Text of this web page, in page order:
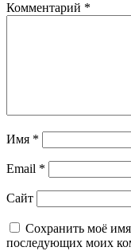
Комментарий *
Имя *
Email *
Сайт
Сохранить моё
последующих моих